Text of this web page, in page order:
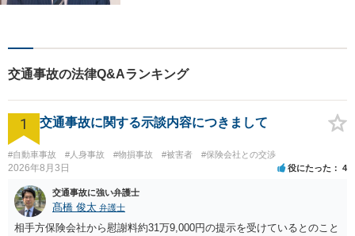
弁護士が介入することで賠償
ケースあり」【休日・夜間相
談可】
交通事故の法律Q&Aランキング
1 交通事故に関する示談内容につきまして
#自動車事故 #人身事故 #物損事故 #被害者 #保険会社との交渉
2026年8月3日 役にたった 4
交通事故に強い弁護士
髙橋 俊太 弁護士
相手方保険会社から慰謝料約31万9,000円の提示を受けているとのこと